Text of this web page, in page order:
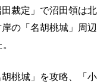
裁定」で沼田領は北
の「名胡桃城」周辺
桃城」を攻略、「小